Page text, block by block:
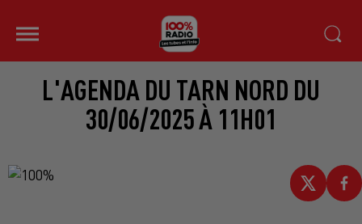
L'AGENDA DU TARN NORD DU
30/06/2025 À 11H01